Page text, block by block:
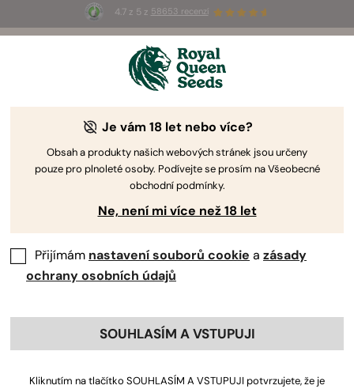
4.7 z 5 z 58653 recenzí
-Pouze po omezenou dobu!
2d 22h 45m 59s
Příručka pro Pěstování Konopí od Royal Queen Seeds
Příručka k Pěstování Hledač Tématu
Je vám 18 let nebo více?
Obsah a produkty našich webových stránek jsou určeny
pouze pro plnoleté osoby. Podívejte se prosím na Všeobecné
obchodní podmínky.
Ne, není mi více než 18 let
Přijímám nastavení souborů cookie a zásady
ochrany osobních údajů
SOUHLASÍM A VSTUPUJI
Kliknutím na tlačítko SOUHLASÍM A VSTUPUJI potvrzujete, že je